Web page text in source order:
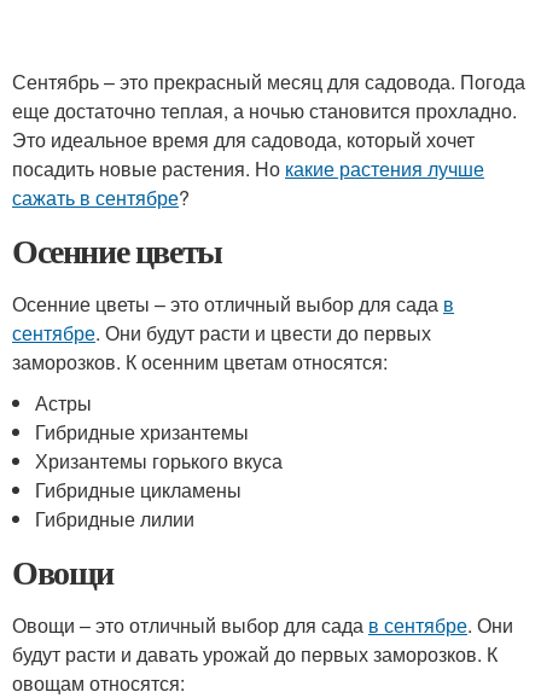
Сентябрь – это прекрасный месяц для садовода. Погода
еще достаточно теплая, а ночью становится прохладно.
Это идеальное время для садовода, который хочет
посадить новые растения. Но какие растения лучше
сажать в сентябре?
Осенние цветы
Осенние цветы – это отличный выбор для сада в
сентябре. Они будут расти и цвести до первых
заморозков. К осенним цветам относятся:
Астры
Гибридные хризантемы
Хризантемы горького вкуса
Гибридные цикламены
Гибридные лилии
Овощи
Овощи – это отличный выбор для сада в сентябре. Они
будут расти и давать урожай до первых заморозков. К
овощам относятся: